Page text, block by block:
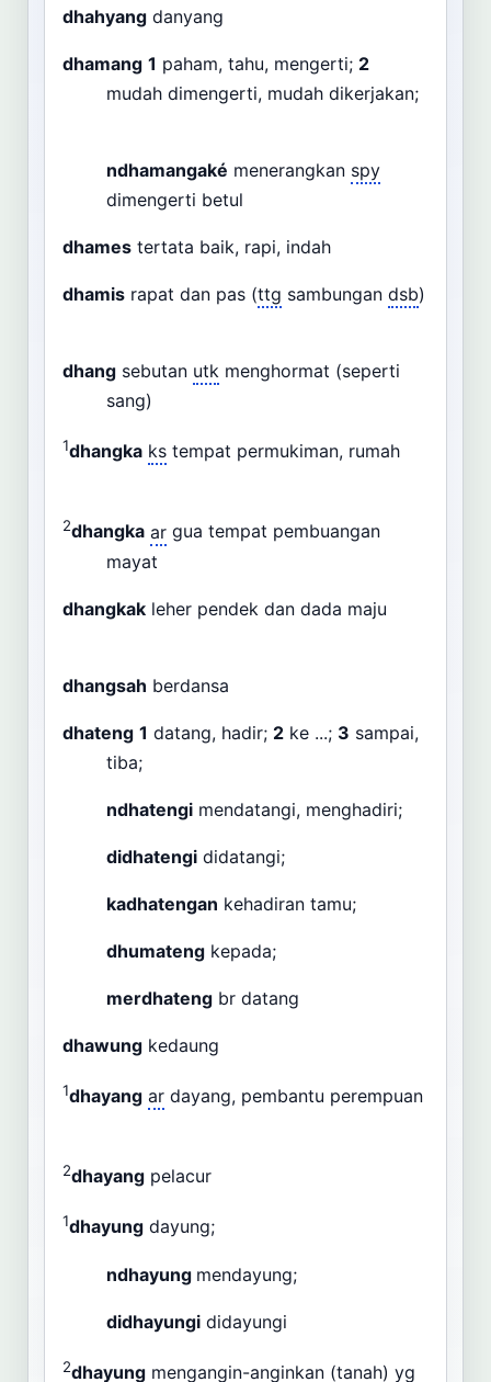
dhahyang danyang
dhamang 1 paham, tahu, mengerti; 2
mudah dimengerti, mudah dikerjakan;
ndhamangaké menerangkan spy
dimengerti betul
dhames tertata baik, rapi, indah
dhamis rapat dan pas (ttg sambungan dsb)
dhang sebutan utk menghormat (seperti
sang)
1dhangka ks tempat permukiman, rumah
2dhangka ar gua tempat pembuangan
mayat
dhangkak leher pendek dan dada maju
dhangsah berdansa
dhateng 1 datang, hadir; 2 ke ...; 3 sampai,
tiba;
ndhatengi mendatangi, menghadiri;
didhatengi didatangi;
kadhatengan kehadiran tamu;
dhumateng kepada;
merdhateng br datang
dhawung kedaung
1dhayang ar dayang, pembantu perempuan
2dhayang pelacur
1dhayung dayung;
ndhayung mendayung;
didhayungi didayungi
2dhayung mengangin-anginkan (tanah) yg